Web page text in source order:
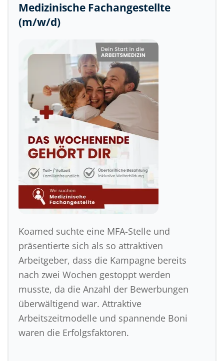
Medizinische Fachangestellte
(m/w/d)
Koamed suchte eine MFA-Stelle und
präsentierte sich als so attraktiven
Arbeitgeber, dass die Kampagne bereits
nach zwei Wochen gestoppt werden
musste, da die Anzahl der Bewerbungen
überwältigend war. Attraktive
Arbeitszeitmodelle und spannende Boni
waren die Erfolgsfaktoren.